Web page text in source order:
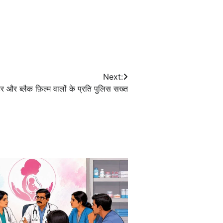
Next:
और ब्लैक फ़िल्म वालों के प्रति पुलिस सख्त